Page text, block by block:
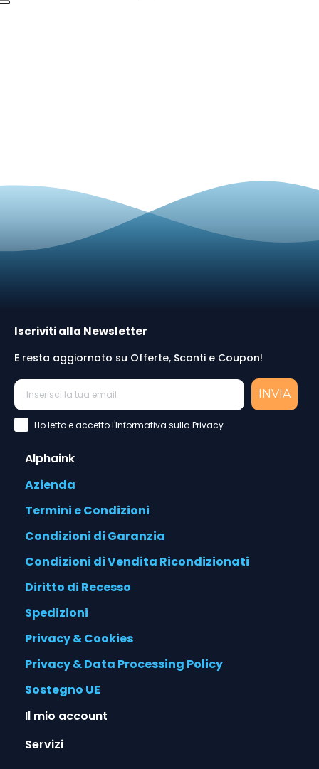
Iscriviti alla Newsletter
E resta aggiornato su Offerte, Sconti e Coupon!
INVIA
Accettazione Privacy Policy
Ho letto e accetto l'Informativa sulla Privacy
Alphaink
Azienda
Termini e Condizioni
Condizioni di Garanzia
Condizioni di Vendita Ricondizionati
Diritto di Recesso
Spedizioni
Privacy & Cookies
Privacy & Data Processing Policy
Sostegno UE
Il mio account
Servizi